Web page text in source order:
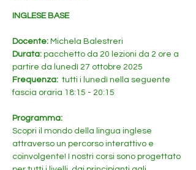
INGLESE BASE
Docente: Michela Balestreri
Durata: pacchetto da 20 lezioni da 2 ore a
partire da lunedì 27 ottobre 2025
Frequenza: tutti i lunedì nella seguente
fascia oraria 18:15 - 20:15
Programma:
Scopri il mondo della lingua inglese
attraverso un percorso interattivo e
coinvolgente! I nostri corsi sono progettato